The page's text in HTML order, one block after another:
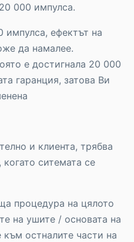
000 импулса.
импулса, ефектът на
да намалее.
е достигнала 20 000
гаранция, затова Ви
и клиента, трябва
ситемата се
процедура на цялото
на ушите / основата на
остналите части на